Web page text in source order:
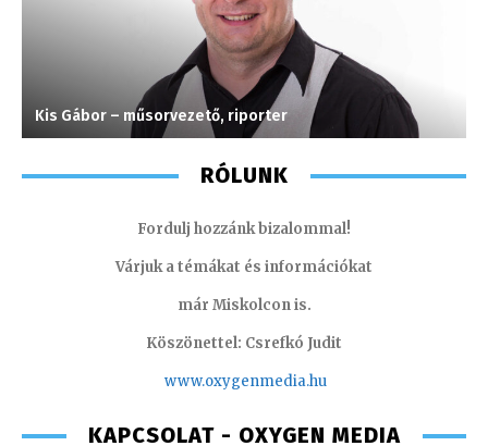
Kis Gábor – műsorvezető, riporter
RÓLUNK
Fordulj hozzánk bizalommal!
Várjuk a témákat és információkat
már Miskolcon is.
Köszönettel: Csrefkó Judit
www.oxygenmedia.hu
KAPCSOLAT - OXYGEN MEDIA